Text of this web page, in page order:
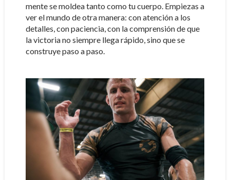
mente se moldea tanto como tu cuerpo. Empiezas a
ver el mundo de otra manera: con atención a los
detalles, con paciencia, con la comprensión de que
la victoria no siempre llega rápido, sino que se
construye paso a paso.